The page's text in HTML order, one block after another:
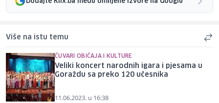
Više na istu temu
ČUVARI OBIČAJA I KULTURE
Veliki koncert narodnih igara i pjesama u
Goraždu sa preko 120 učesnika
11.06.2023. u 16:38